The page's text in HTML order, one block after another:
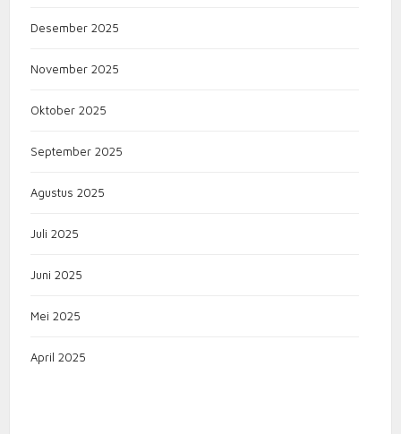
Desember 2025
November 2025
Oktober 2025
September 2025
Agustus 2025
Juli 2025
Juni 2025
Mei 2025
April 2025